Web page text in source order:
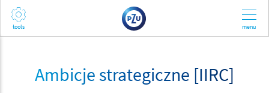
Ambicje strategiczne [IIRC]